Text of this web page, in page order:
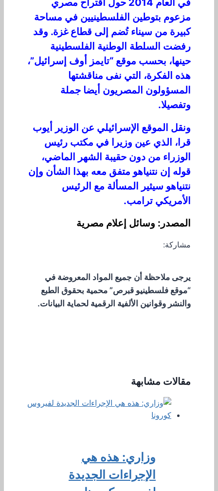
في العام 2014 حول اقتراح مصري
مزعوم بتوطين الفلسطينيين في مساحة
كبيرة من سيناء تُضم إلى قطاع غزة. وقد
رفضت السلطة الوطنية الفلسطينية
حينها، بحسب موقع “تايمز أوف إسرائيل”،
هذه الفكرة، التي نفى مناقشتها
المسؤولون المصريون أيضا جملة
وتفصيلا.
ونقل الموقع الإسرائيلي عن الوزير أيوب
قرا، الذي عين وزيرا في مكتب رئيس
الوزراء من دون حقيبة الشهر الماضي،
قوله إن نتنياهو متفق معه بهذا الشأن وإن
نتنياهو سيثير المسألة مع الرئيس
الأمريكي ترامب.
المصدر: وسائل إعلام مصرية
مشاركة:
يرجى ملاحظة أن جميع المواد المعروضة في
“موقع فلسطينيو قبرص” محمية بحقوق الطبع
والنشر وقوانين الألفية الرقمية لحماية البيانات.
مقالات مشابهة
وزاري: هذه هي
الإجراءات الجديدة